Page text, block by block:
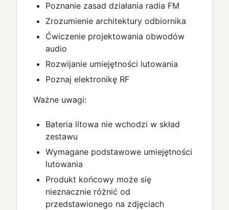
Poznanie zasad działania radia FM
Zrozumienie architektury odbiornika
Ćwiczenie projektowania obwodów
audio
Rozwijanie umiejętności lutowania
Poznaj elektronikę RF
Ważne uwagi:
Bateria litowa nie wchodzi w skład
zestawu
Wymagane podstawowe umiejętności
lutowania
Produkt końcowy może się
nieznacznie różnić od
przedstawionego na zdjęciach